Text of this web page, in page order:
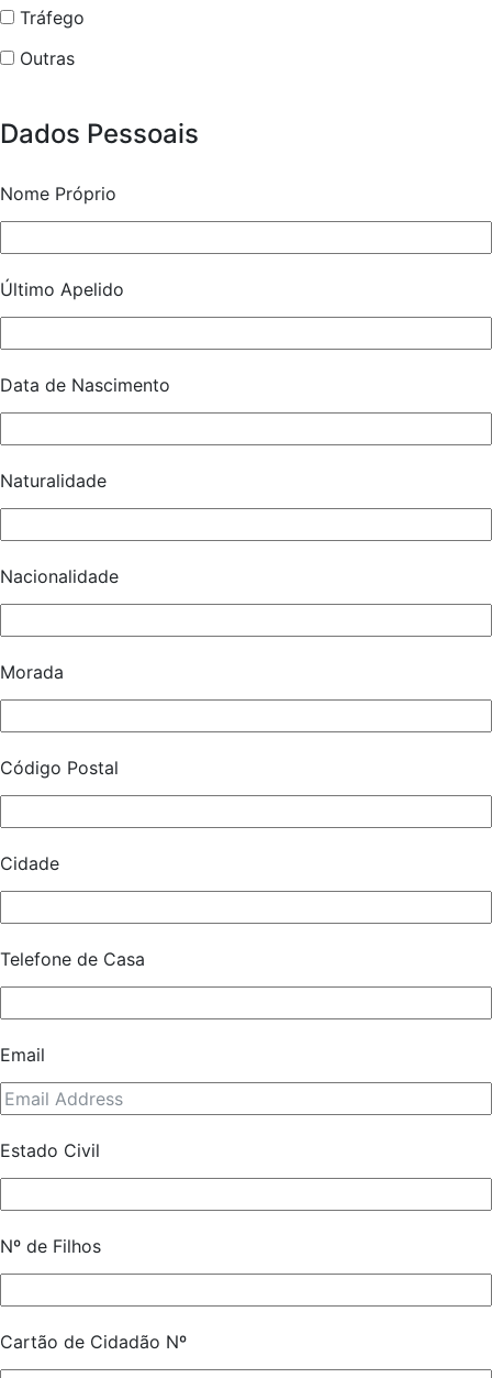
Tráfego
Outras
Dados Pessoais
Nome Próprio
Último Apelido
Data de Nascimento
Naturalidade
Nacionalidade
Morada
Código Postal
Cidade
Telefone de Casa
Email
Estado Civil
Nº de Filhos
Cartão de Cidadão Nº